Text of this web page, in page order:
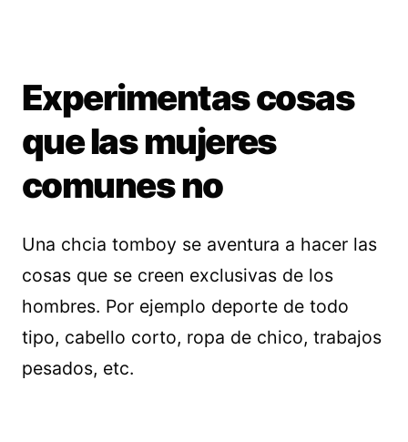
Experimentas cosas
que las mujeres
comunes no
Una chcia tomboy se aventura a hacer las
cosas que se creen exclusivas de los
hombres. Por ejemplo deporte de todo
tipo, cabello corto, ropa de chico, trabajos
pesados, etc.